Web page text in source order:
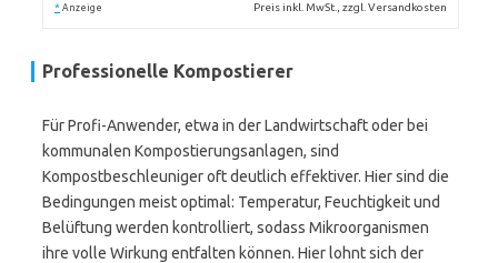
* Anzeige Preis inkl. MwSt., zzgl. Versandkosten
Professionelle Kompostierer
Für Profi-Anwender, etwa in der Landwirtschaft oder bei
kommunalen Kompostierungsanlagen, sind
Kompostbeschleuniger oft deutlich effektiver. Hier sind die
Bedingungen meist optimal: Temperatur, Feuchtigkeit und
Belüftung werden kontrolliert, sodass Mikroorganismen
ihre volle Wirkung entfalten können. Hier lohnt sich der